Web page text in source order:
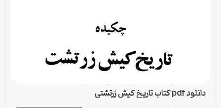
دانلود pdf کتاب تاریخ کیش زرتشتی